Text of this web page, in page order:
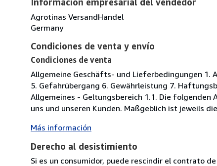
Agrotinas VersandHandel
Germany
Condiciones de venta y envío
Condiciones de venta
Allgemeine Geschäfts- und Lieferbedingungen 1.
5. Gefahrübergang 6. Gewährleistung 7.
Allgemeines - Geltungsbereich 1.1. Die
uns und unseren Kunden. Maßgeblich ist jeweils
Más información
Derecho al desistimiento
Si es un consumidor, puede rescindir el contrato